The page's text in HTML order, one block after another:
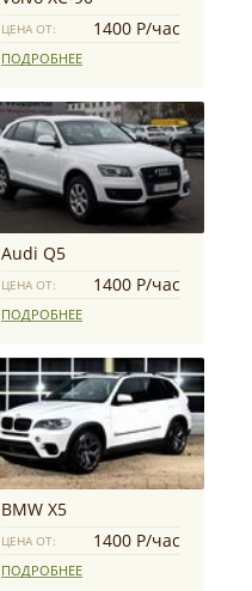
ЦЕНА ОТ: 1400 Р/час
ПОДРОБНЕЕ
Audi Q5
ЦЕНА ОТ: 1400 Р/час
ПОДРОБНЕЕ
BMW X5
ЦЕНА ОТ: 1400 Р/час
ПОДРОБНЕЕ